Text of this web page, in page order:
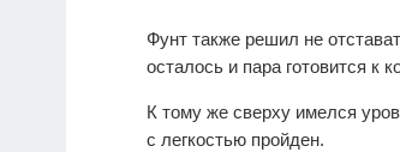
Фунт также решил не
осталось и пара готовится к
К тому же сверху имелся
с легкостью пройден.